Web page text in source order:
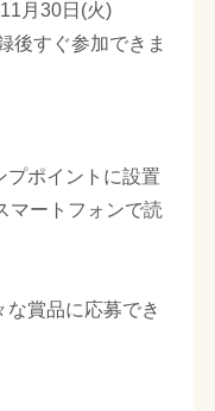
月30日(火)
後すぐ参加できま
プポイントに設置
マートフォンで読
賞品に応募でき